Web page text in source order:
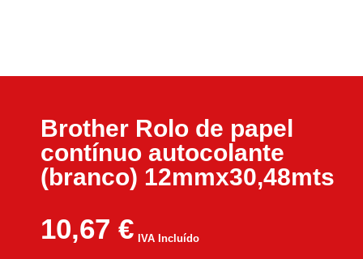
Brother Rolo de papel
contínuo autocolante
(branco) 12mmx30,48mts
10,67 € IVA Incluído